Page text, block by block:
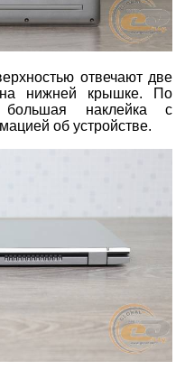
отвечают две
нижней крышке. По
наклейка с
об устройстве.